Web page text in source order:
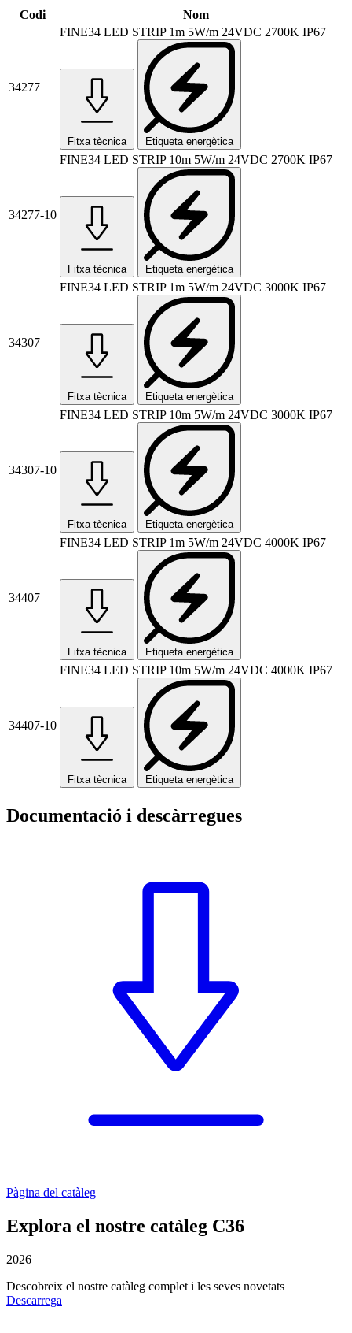
Codi Nom
34277
FINE34 LED STRIP 1m 5W/m 24VDC 2700K IP67
Fitxa tècnica Etiqueta energètica
34277-10
FINE34 LED STRIP 10m 5W/m 24VDC 2700K IP67
Fitxa tècnica Etiqueta energètica
34307
FINE34 LED STRIP 1m 5W/m 24VDC 3000K IP67
Fitxa tècnica Etiqueta energètica
34307-10
FINE34 LED STRIP 10m 5W/m 24VDC 3000K IP67
Fitxa tècnica Etiqueta energètica
34407
FINE34 LED STRIP 1m 5W/m 24VDC 4000K IP67
Fitxa tècnica Etiqueta energètica
34407-10
FINE34 LED STRIP 10m 5W/m 24VDC 4000K IP67
Fitxa tècnica Etiqueta energètica
Documentació i descàrregues
Pàgina del catàleg
Explora el nostre catàleg C36
2026
Descobreix el nostre catàleg complet i les seves novetats
Descarrega